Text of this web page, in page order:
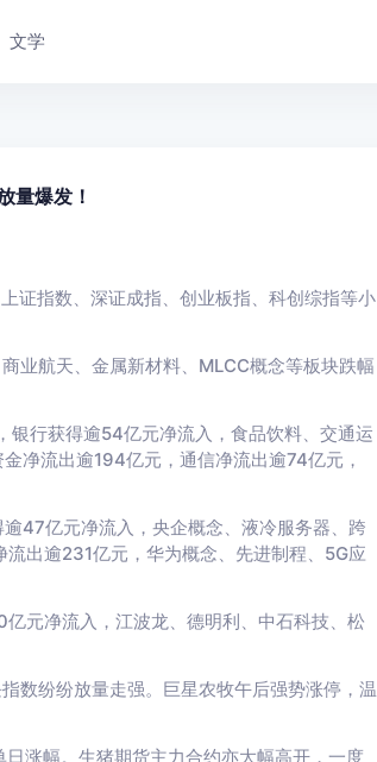
文学
量爆发！
证指数、深证成指、创业板指、科创综指等小
业航天、金属新材料、MLCC概念等板块跌幅
行获得逾54亿元净流入，食品饮料、交通运
净流出逾194亿元，通信净流出逾74亿元，
47亿元净流入，央企概念、液冷服务器、跨
出逾231亿元，华为概念、先进制程、5G应
元净流入，江波龙、德明利、中石科技、松
数纷纷放量走强。巨星农牧午后强势涨停，温
涨幅。生猪期货主力合约亦大幅高开，一度